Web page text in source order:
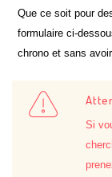
Que ce soit pour
formulaire ci-
chrono et sans
Si